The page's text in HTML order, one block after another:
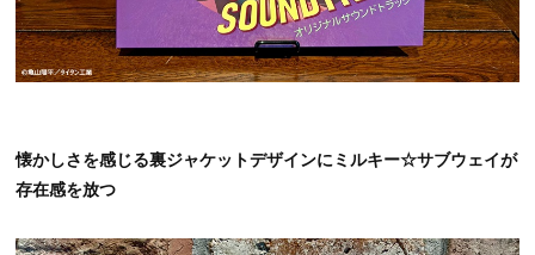
懐かしさを感じる裏ジャケットデザインにミルキー☆サブウェイが
存在感を放つ